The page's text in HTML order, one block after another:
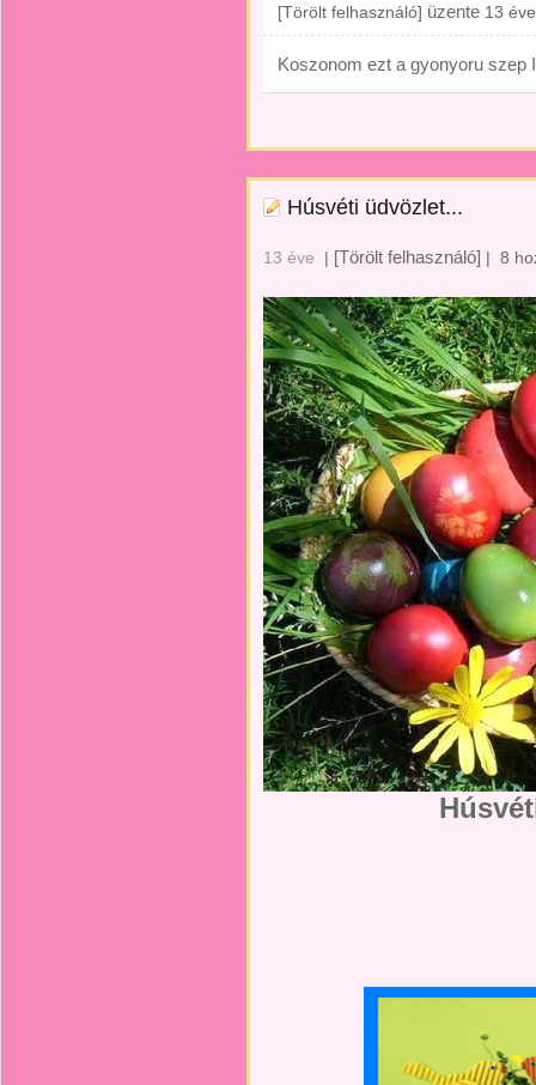
[Törölt felhasználó] üzente 13 éve
Koszonom ezt a gyonyoru szep
Húsvéti üdvözlet...
13 éve | [Törölt felhasználó] | 8
H